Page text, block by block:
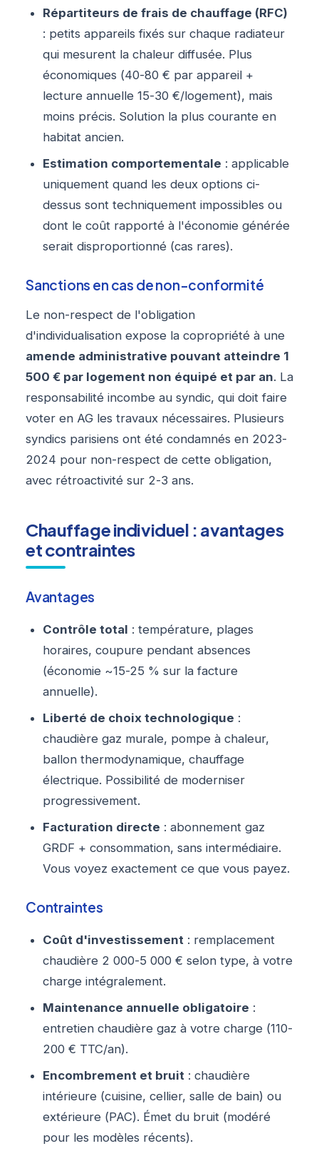
Répartiteurs de frais de chauffage (RFC)
: petits appareils fixés sur chaque radiateur
qui mesurent la chaleur diffusée. Plus
économiques (40-80 € par appareil +
lecture annuelle 15-30 €/logement), mais
moins précis. Solution la plus courante en
habitat ancien.
Estimation comportementale : applicable
uniquement quand les deux options ci-
dessus sont techniquement impossibles ou
dont le coût rapporté à l'économie générée
serait disproportionné (cas rares).
Sanctions en cas de non-conformité
Le non-respect de l'obligation
d'individualisation expose la copropriété à une
amende administrative pouvant atteindre 1
500 € par logement non équipé et par an. La
responsabilité incombe au syndic, qui doit faire
voter en AG les travaux nécessaires. Plusieurs
syndics parisiens ont été condamnés en 2023-
2024 pour non-respect de cette obligation,
avec rétroactivité sur 2-3 ans.
Chauffage individuel : avantages
et contraintes
Avantages
Contrôle total : température, plages
horaires, coupure pendant absences
(économie ~15-25 % sur la facture
annuelle).
Liberté de choix technologique :
chaudière gaz murale, pompe à chaleur,
ballon thermodynamique, chauffage
électrique. Possibilité de moderniser
progressivement.
Facturation directe : abonnement gaz
GRDF + consommation, sans intermédiaire.
Vous voyez exactement ce que vous payez.
Contraintes
Coût d'investissement : remplacement
chaudière 2 000-5 000 € selon type, à votre
charge intégralement.
Maintenance annuelle obligatoire :
entretien chaudière gaz à votre charge (110-
200 € TTC/an).
Encombrement et bruit : chaudière
intérieure (cuisine, cellier, salle de bain) ou
extérieure (PAC). Émet du bruit (modéré
pour les modèles récents).